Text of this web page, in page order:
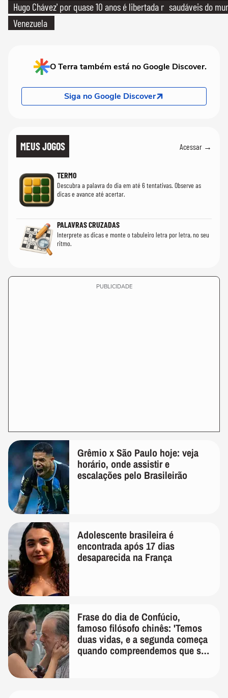
Hugo Chávez' por quase 10 anos é libertada na
Venezuela
saudáveis do
O Terra também está no Google Discover.
Siga no Google Discover
MEUS JOGOS Acessar →
TERMO
Descubra a palavra do dia em até 6 tentativas. Observe as
dicas e avance até acertar.
PALAVRAS CRUZADAS
Interprete as dicas e monte o tabuleiro letra por letra, no seu
ritmo.
PUBLICIDADE
Grêmio x São Paulo hoje: veja
horário, onde assistir e
escalações pelo Brasileirão
Adolescente brasileira é
encontrada após 17 dias
desaparecida na França
Frase do dia de Confúcio,
famoso filósofo chinês: 'Temos
duas vidas, e a segunda começa
quando compreendemos que só